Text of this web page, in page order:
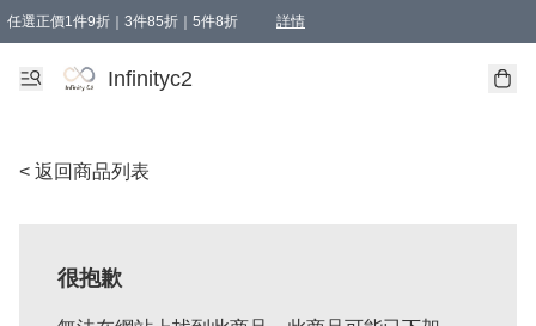
任選正價1件9折｜3件85折｜5件8折 詳情
精選商品，任選買1件或以上減HKD 20.00；買2件或以上減HKD 60.00；買3件
Infinityc2 wears 滿$800免運費
Bucks & Leather 滿$1000免運費
Infinityc2
< 返回商品列表
很抱歉